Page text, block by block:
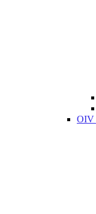
OIV